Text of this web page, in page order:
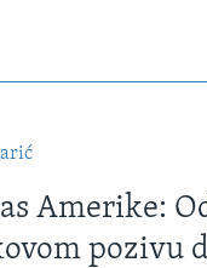
Amerike:
pozivu